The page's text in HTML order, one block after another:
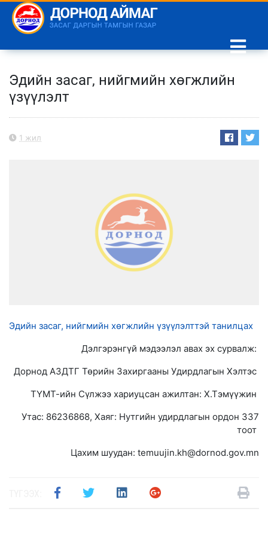
Эдийн засаг, нийгмийн хөгжлийн
үзүүлэлт
1 жил
Эдийн засаг, нийгмийн хөгжлийн үзүүлэлттэй танилцах
Дэлгэрэнгүй мэдээлэл авах эх сурвалж:
Дорнод АЗДТГ Төрийн Захиргааны Удирдлагын Хэлтэс
ТҮМТ-ийн Сүлжээ хариуцсан ажилтан: Х.Тэмүүжин
Утас: 86236868, Хаяг: Нутгийн удирдлагын ордон 337
тоот
Цахим шуудан: temuujin.kh@dornod.gov.mn